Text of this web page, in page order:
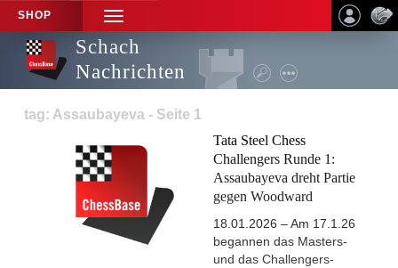
SHOP
TOGGLE
NAVIGATION
Schach
Nachrichten
tag: Assaubayeva - Seite 1
Tata Steel Chess
Challengers Runde 1:
Assaubayeva dreht Partie
gegen Woodward
18.01.2026 – Am 17.1.26
begannen das Masters-
und das Challengers-